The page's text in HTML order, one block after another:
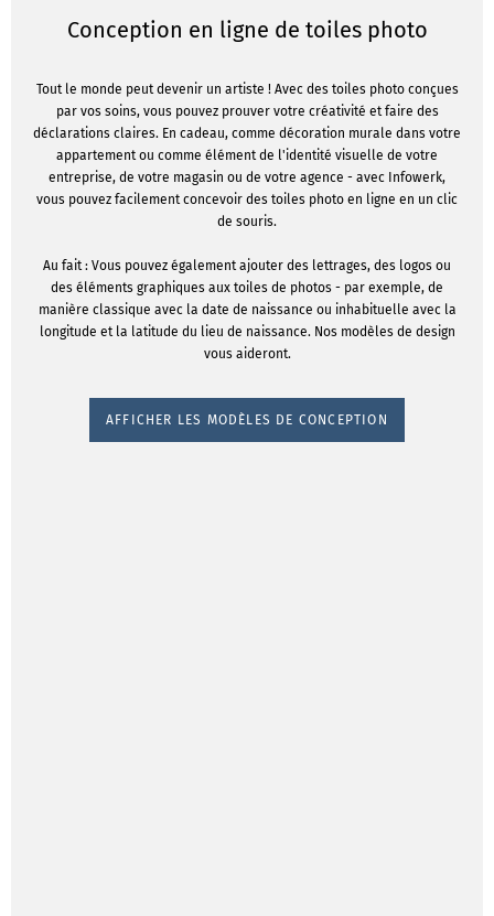
Conception en ligne de toiles photo
Tout le monde peut devenir un artiste ! Avec des toiles photo conçues
par vos soins, vous pouvez prouver votre créativité et faire des
déclarations claires. En cadeau, comme décoration murale dans votre
appartement ou comme élément de l'identité visuelle de votre
entreprise, de votre magasin ou de votre agence - avec Infowerk,
vous pouvez facilement concevoir des toiles photo en ligne en un clic
de souris.
Au fait : Vous pouvez également ajouter des lettrages, des logos ou
des éléments graphiques aux toiles de photos - par exemple, de
manière classique avec la date de naissance ou inhabituelle avec la
longitude et la latitude du lieu de naissance. Nos modèles de design
vous aideront.
AFFICHER LES MODÈLES DE CONCEPTION